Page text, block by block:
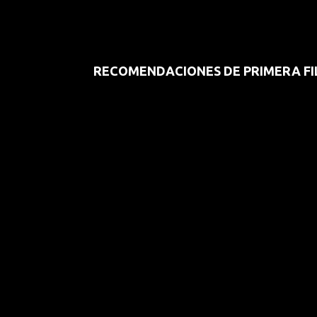
RECOMENDACIONES DE PRIMERA